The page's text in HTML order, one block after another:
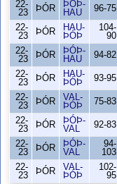
22-
23
ÞÓR
ÞÓÞ-
HAU
96-75
22-
23
ÞÓR
HAU-
ÞÓÞ
104-
90
22-
23
ÞÓR
ÞÓÞ-
HAU
94-82
22-
23
ÞÓR
HAU-
ÞÓÞ
93-95
22-
23
ÞÓR
VAL-
ÞÓÞ
75-83
22-
23
ÞÓR
ÞÓÞ-
VAL
92-83
22-
23
ÞÓR
ÞÓÞ-
VAL
94-
103
22-
23
ÞÓR
VAL-
ÞÓÞ
102-
95